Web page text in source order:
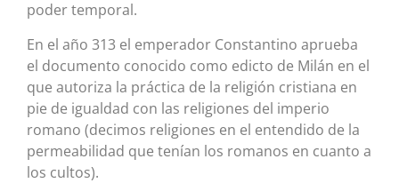
poder temporal.
En el año 313 el emperador Constantino aprueba
el documento conocido como edicto de Milán en el
que autoriza la práctica de la religión cristiana en
pie de igualdad con las religiones del imperio
romano (decimos religiones en el entendido de la
permeabilidad que tenían los romanos en cuanto a
los cultos).